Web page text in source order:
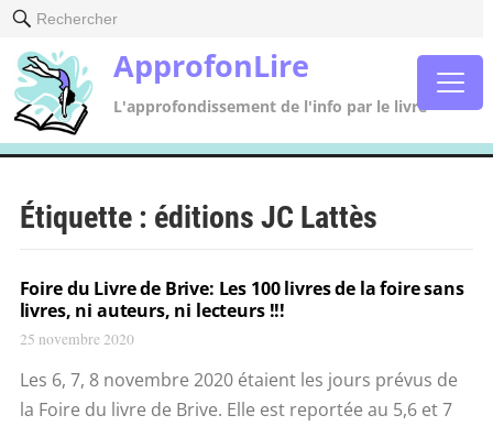
Rechercher
ApprofonLire
L'approfondissement de l'info par le livre
Étiquette : éditions JC Lattès
Foire du Livre de Brive: Les 100 livres de la foire sans
livres, ni auteurs, ni lecteurs !!!
25 novembre 2020
Les 6, 7, 8 novembre 2020 étaient les jours prévus de
la Foire du livre de Brive. Elle est reportée au 5,6 et 7